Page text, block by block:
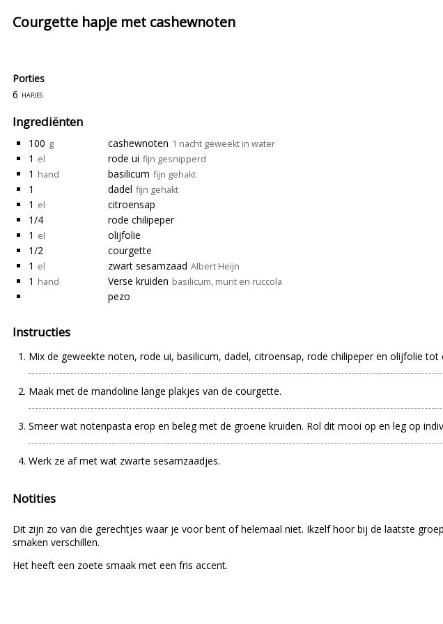
Courgette hapje met cashewnoten
Porties
6 hapjes
Ingrediënten
100 g cashewnoten 1 nacht geweekt in water
1 el rode ui fijn gesnipperd
1 hand basilicum fijn gehakt
1 dadel fijn gehakt
1 el
citroensap
1/4
rode chilipeper
1 el
olijfolie
1/2
courgette
1 el zwart sesamzaad Albert Heijn
1 hand Verse kruiden basilicum, munt en ruccola
pezo
Instructies
Mix de geweekte noten, rode ui, basilicum, dadel, citroensap, rode chilipeper en olijfolie tot
Maak met de mandoline lange plakjes van de courgette.
Smeer wat notenpasta erop en beleg met de groene kruiden. Rol dit mooi op en leg op
Werk ze af met wat zwarte sesamzaadjes.
Notities
Dit zijn zo van die gerechtjes waar je voor bent of helemaal niet. Ikzelf hoor bij de laatste
smaken verschillen.
Het heeft een zoete smaak met een fris accent.